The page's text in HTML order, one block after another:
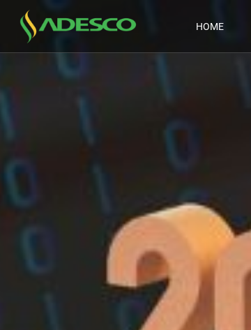
HOME